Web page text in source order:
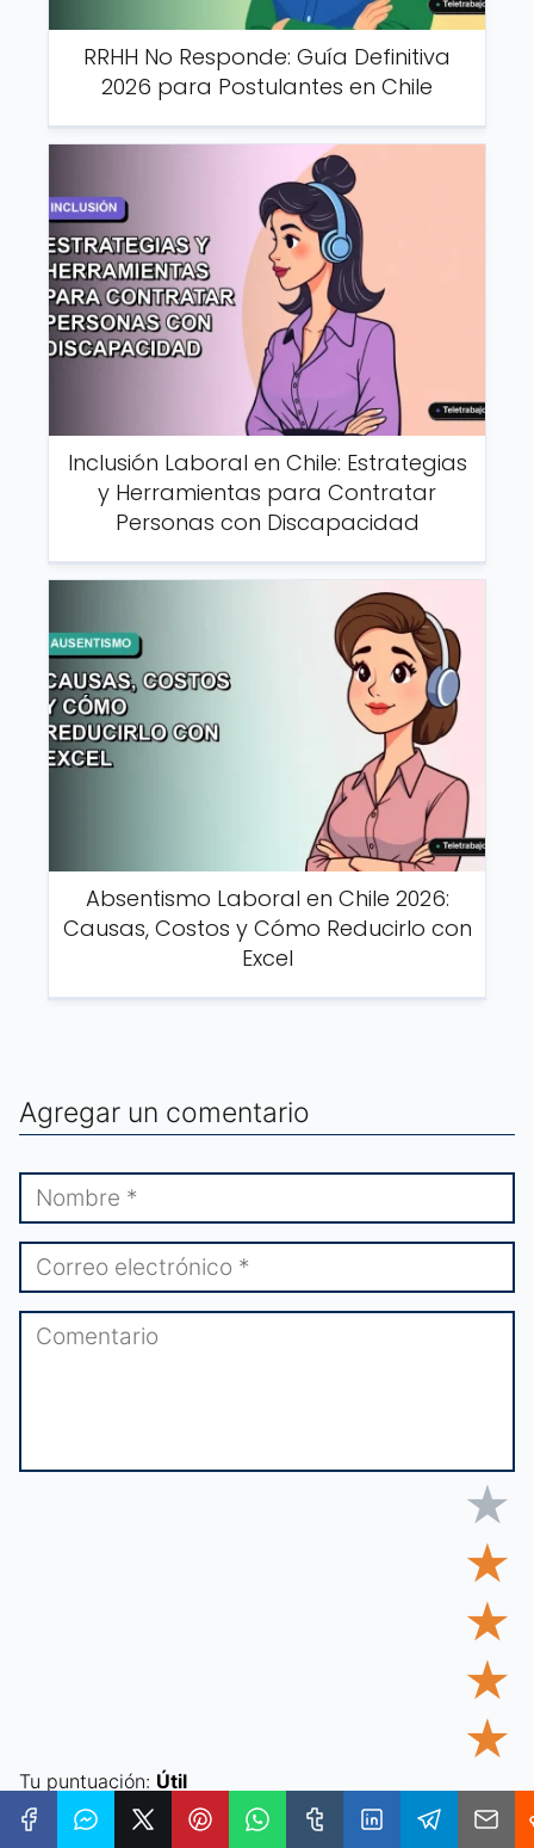
RRHH No Responde: Guía Definitiva
2026 para Postulantes en Chile
Inclusión Laboral en Chile: Estrategias
y Herramientas para Contratar
Personas con Discapacidad
Absentismo Laboral en Chile 2026:
Causas, Costos y Cómo Reducirlo con
Excel
Agregar un comentario
★
★
★
★
★
Tu puntuación: Útil